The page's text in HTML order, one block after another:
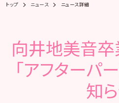
トップ ニュース ニュース詳細
向井地美音卒
「アフターパ
知